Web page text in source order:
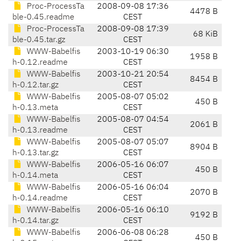
Proc-ProcessTa
ble-0.45.readme
2008-09-08 17:36
CEST
4478 B
Proc-ProcessTa
ble-0.45.tar.gz
2008-09-08 17:39
CEST
68 KiB
WWW-Babelfis
h-0.12.readme
2003-10-19 06:30
CEST
1958 B
WWW-Babelfis
h-0.12.tar.gz
2003-10-21 20:54
CEST
8454 B
WWW-Babelfis
h-0.13.meta
2005-08-07 05:02
CEST
450 B
WWW-Babelfis
h-0.13.readme
2005-08-07 04:54
CEST
2061 B
WWW-Babelfis
h-0.13.tar.gz
2005-08-07 05:07
CEST
8904 B
WWW-Babelfis
h-0.14.meta
2006-05-16 06:07
CEST
450 B
WWW-Babelfis
h-0.14.readme
2006-05-16 06:04
CEST
2070 B
WWW-Babelfis
h-0.14.tar.gz
2006-05-16 06:10
CEST
9192 B
WWW-Babelfis
2006-06-08 06:28
450 B